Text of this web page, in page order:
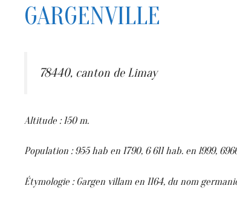
GARGENVILLE
78440, canton de Limay
Altitude : 150 m.
Population : 955 hab en 1790, 6 611 hab. en l999,
Étymologie : Gargen villam en 1164, du nom